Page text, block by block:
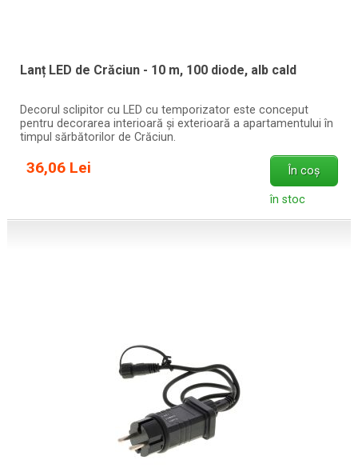
Lanț LED de Crăciun - 10 m, 100 diode, alb cald
Decorul sclipitor cu LED cu temporizator este conceput
pentru decorarea interioară și exterioară a apartamentului în
timpul sărbătorilor de Crăciun.
36,06 Lei În coș
în stoc